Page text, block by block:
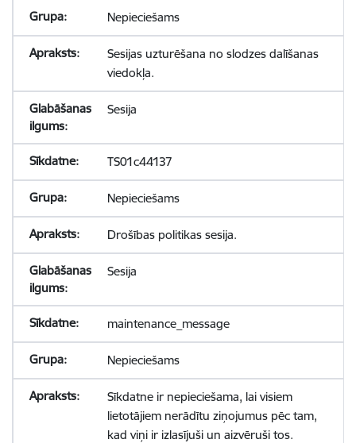
Nepieciešams
Sesijas uzturēšana no slodzes dalīšanas
viedokļa.
Sesija
TS01c44137
Nepieciešams
Drošības politikas sesija.
Sesija
maintenance_message
Nepieciešams
Sīkdatne ir nepieciešama, lai visiem
lietotājiem nerādītu ziņojumus pēc tam,
kad viņi ir izlasījuši un aizvēruši tos.